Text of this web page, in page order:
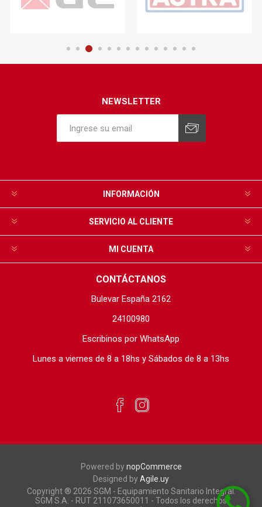
NEWSLETTER
INFORMACIÓN
SERVICIO AL CLIENTE
MI CUENTA
CONTÁCTANOS
Bulevar España 2162
24100980
Escribinos por WhatsApp
Lunes a viernes de 8 a 18hs y Sábados de 8 a 13hs
Powered bynopCommerce
Designed byAgile.uy
Copyright ® 2026 SGM - Equipamiento Sanitario Integral.
SGM S.A. - RUT 211073650011 - Todos los derechos